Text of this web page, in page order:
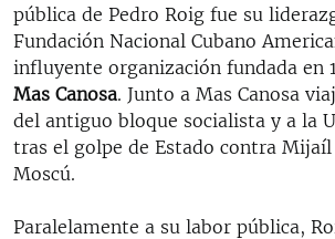
pública de Pedro Roig fue su
Fundación Nacional Cubano
influyente organización fundada en
Mas Canosa. Junto a Mas Canosa
del antiguo bloque socialista y a la
tras el golpe de Estado contra Mijaíl
Moscú.
Paralelamente a su labor pública,